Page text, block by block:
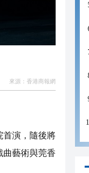
來源： 香港商報網
首演，隨後將
曲藝術與莞香